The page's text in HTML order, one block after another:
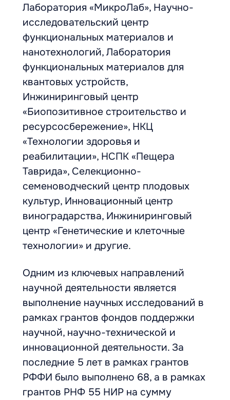
Лаборатория «МикроЛаб», Научно-
исследовательский центр
функциональных материалов и
нанотехнологий, Лаборатория
функциональных материалов для
квантовых устройств,
Инжиниринговый центр
«Биопозитивное строительство и
ресурсосбережение», НКЦ
«Технологии здоровья и
реабилитации», НСПК «Пещера
Таврида», Селекционно-
семеноводческий центр плодовых
культур, Инновационный центр
виноградарства, Инжиниринговый
центр «Генетические и клеточные
технологии» и другие.
Одним из ключевых направлений
научной деятельности является
выполнение научных исследований в
рамках грантов фондов поддержки
научной, научно-технической и
инновационной деятельности. За
последние 5 лет в рамках грантов
РФФИ было выполнено 68, а в рамках
грантов РНФ 55 НИР на сумму